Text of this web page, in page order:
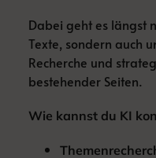
Dabei geht es längst
Texte, sondern auch
Recherche und
bestehender Seiten.
Wie kannst du KI